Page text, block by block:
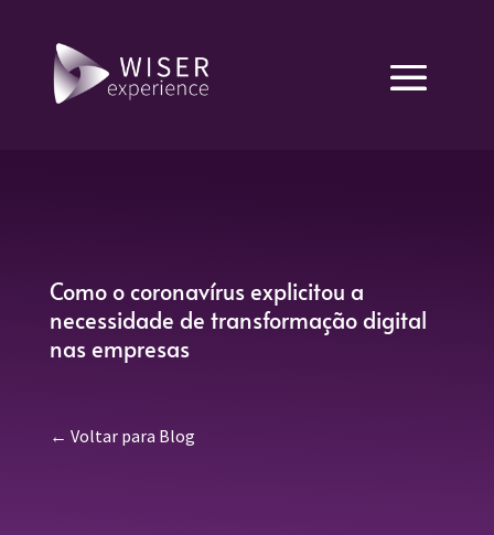
Como o coronavírus explicitou a
necessidade de transformação digital
nas empresas
← Voltar para Blog